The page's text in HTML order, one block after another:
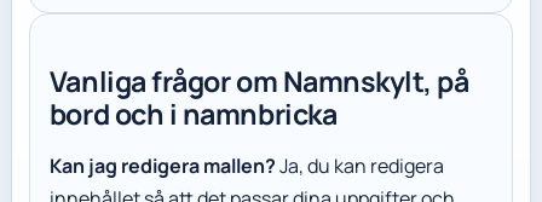
Vanliga frågor om Namnskylt, på
bord och i namnbricka
Kan jag redigera mallen?Ja, du kan redigera